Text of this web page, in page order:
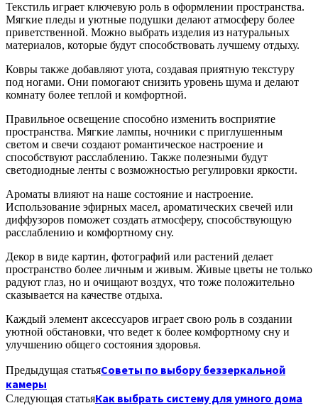
Текстиль играет ключевую роль в оформлении пространства.
Мягкие пледы и уютные подушки делают атмосферу более
приветственной. Можно выбрать изделия из натуральных
материалов, которые будут способствовать лучшему отдыху.
Ковры также добавляют уюта, создавая приятную текстуру
под ногами. Они помогают снизить уровень шума и делают
комнату более теплой и комфортной.
Правильное освещение способно изменить восприятие
пространства. Мягкие лампы, ночники с приглушенным
светом и свечи создают романтическое настроение и
способствуют расслаблению. Также полезными будут
светодиодные ленты с возможностью регулировки яркости.
Ароматы влияют на наше состояние и настроение.
Использование эфирных масел, ароматических свечей или
диффузоров поможет создать атмосферу, способствующую
расслаблению и комфортному сну.
Декор в виде картин, фотографий или растений делает
пространство более личным и живым. Живые цветы не только
радуют глаз, но и очищают воздух, что тоже положительно
сказывается на качестве отдыха.
Каждый элемент аксессуаров играет свою роль в создании
уютной обстановки, что ведет к более комфортному сну и
улучшению общего состояния здоровья.
Предыдущая статьяСоветы по выбору беззеркальной
камеры
Следующая статьяКак выбрать систему для умного дома